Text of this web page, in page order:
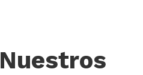
Nuestros